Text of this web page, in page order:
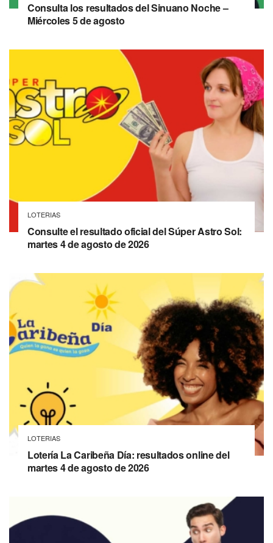
Consulta los resultados del Sinuano Noche –
Miércoles 5 de agosto
LOTERIAS
Consulte el resultado oficial del Súper Astro Sol:
martes 4 de agosto de 2026
LOTERIAS
Lotería La Caribeña Día: resultados online del
martes 4 de agosto de 2026